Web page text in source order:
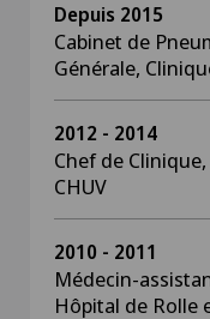
Depuis 2015
Cabinet de
Générale,
2012 - 2014
Chef de
CHUV
2010 - 2011
Médecin-
Hôpital de Rolle